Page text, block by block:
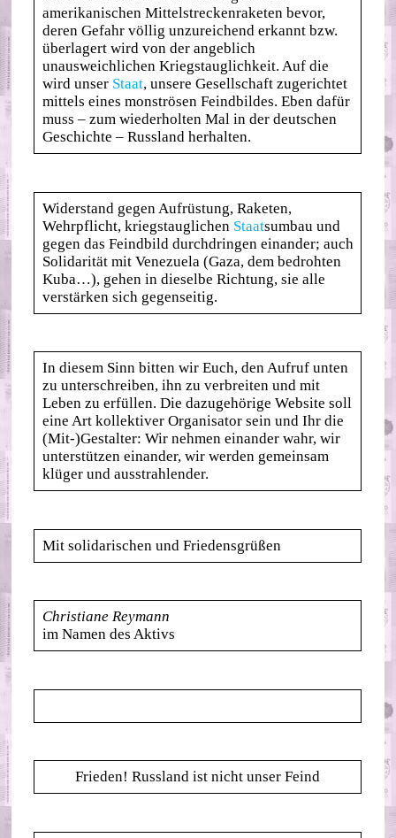
amerikanischen Mittelstreckenraketen bevor,
deren Gefahr völlig unzureichend erkannt bzw.
überlagert wird von der angeblich
unausweichlichen Kriegstauglichkeit. Auf die
wird unser Staat, unsere Gesellschaft zugerichtet
mittels eines monströsen Feindbildes. Eben dafür
muss – zum wiederholten Mal in der deutschen
Geschichte – Russland herhalten.
Widerstand gegen Aufrüstung, Raketen,
Wehrpflicht, kriegstauglichen Staatsumbau und
gegen das Feindbild durchdringen einander; auch
Solidarität mit Venezuela (Gaza, dem bedrohten
Kuba…), gehen in dieselbe Richtung, sie alle
verstärken sich gegenseitig.
In diesem Sinn bitten wir Euch, den Aufruf unten
zu unterschreiben, ihn zu verbreiten und mit
Leben zu erfüllen. Die dazugehörige Website soll
eine Art kollektiver Organisator sein und Ihr die
(Mit-)Gestalter: Wir nehmen einander wahr, wir
unterstützen einander, wir werden gemeinsam
klüger und ausstrahlender.
Mit solidarischen und Friedensgrüßen
Christiane Reymann
im Namen des Aktivs
Frieden! Russland ist nicht unser Feind